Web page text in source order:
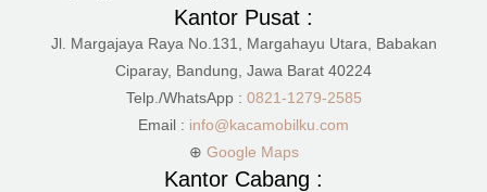
Kantor Pusat :
Jl. Margajaya Raya No.131, Margahayu Utara, Babakan
Ciparay, Bandung, Jawa Barat 40224
Telp./WhatsApp : 0821-1279-2585
Email : info@kacamobilku.com
⊕ Google Maps
Kantor Cabang :